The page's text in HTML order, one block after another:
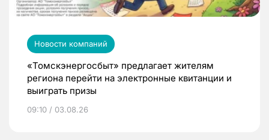
Новости компаний
«Томскэнергосбыт» предлагает жителям
региона перейти на электронные квитанции и
выиграть призы
09:10 / 03.08.26